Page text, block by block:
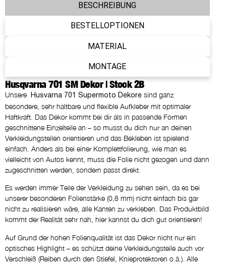
Felgenaufkleber
Nummer
WIE ABGEBILDET
Name
NEIN DANKE
Eigene Logos
NEIN DANKE
NEIN DANKE
BESCHREIBUNG
BESTELLOPTIONEN
MATERIAL
MONTAGE
Husqvarna 701 SM Dekor | Stock 2B
Unsere Husvarna 701 Supermoto Dekore sind ganz
besondere, sehr haltbare und flexible Aufkleber mit optimaler
Haftkraft. Das Dekor kommt bei dir als in passende Formen
geschnittene Einzelteile an – so musst du dich nur an deinen
Verkleidungsteilen orientieren und das Bekleben ist spielend
einfach. Anders als bei einer Komplettfolierung, wie man es
vielleicht von Autos kennt, muss die Folie nicht gezogen und dann
zugeschnitten werden, sondern passt direkt.
Es werden immer Teile der Verkleidung zu sehen sein, da es bei
unserer besonderen Folienstärke (0,8 mm) nicht einfach bis gar
nicht zu realisieren wäre, alle Kanten zu verkleben. Das Produktbild
kommt der Realität sehr nah, hier kannst du dich gut orientieren!
Auf Grund der hohen Folienqualität ist das Dekor nicht nur ein
optisches Highlight – es schützt deine Verkleidungsteile auch vor
Verschleiß (Reiben durch den Stiefel, Knieprotektoren o.ä.). Alle